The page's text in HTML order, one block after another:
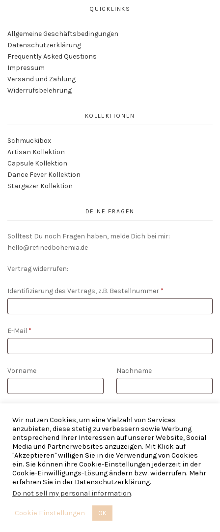
QUICKLINKS
Allgemeine Geschäftsbedingungen
Datenschutzerklärung
Frequently Asked Questions
Impressum
Versand und Zahlung
Widerrufsbelehrung
KOLLEKTIONEN
Schmuckibox
Artisan Kollektion
Capsule Kollektion
Dance Fever Kollektion
Stargazer Kollektion
DEINE FRAGEN
Solltest Du noch Fragen haben, melde Dich bei mir:
hello@refinedbohemia.de
Vertrag widerrufen:
Identifizierung des Vertrags, z.B. Bestellnummer*
E-Mail *
E-
Vorname Nachname
WIDERRUF BESTÄTIGEN
Copyright © 2026 | Refined Bohemia — Made with ♡ imThe
Framehouse— Brautschmuck, Everyday und Boho
VERTRAG WIDERRUFEN
Wir nutzen Cookies, um eine Vielzahl von Services
anzubieten, diese stetig zu verbessern sowie Werbung
entsprechend Ihrer Interessen auf unserer Website, Social
Media und Partnerwebsites anzuzeigen. Mit Klick auf
"Akzeptieren" willigen Sie in die Verwendung von Cookies
ein. Sie können ihre Cookie-Einstellungen jederzeit in der
Cookie-Einwilligungs-Lösung ändern bzw. widerrufen. Mehr
erfahren Sie in der Datenschutzerklärung.
Do not sell my personal information.
Cookie Einstellungen OK